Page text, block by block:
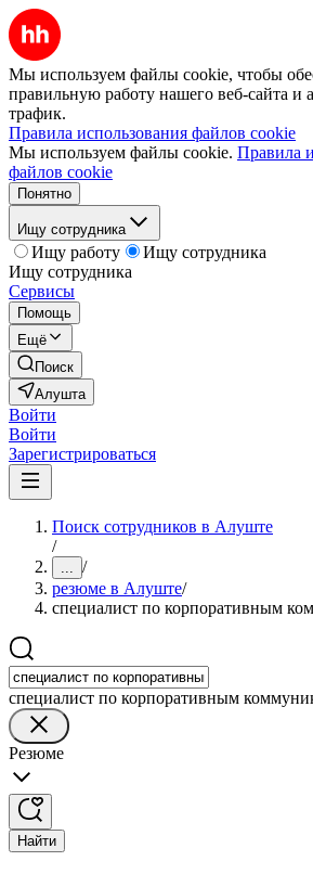
Мы используем файлы cookie, чтобы
правильную работу нашего веб-сайта и
трафик.
Правила использования файлов cookie
Мы используем файлы cookie. Правила
файлов cookie
Понятно
Ищу сотрудника
Ищу работу
Ищу сотрудника
Ищу сотрудника
Сервисы
Помощь
Ещё
Поиск
Алушта
Войти
Войти
Зарегистрироваться
Поиск сотрудников в Алуште
/
... /
резюме в Алуште/
специалист по корпоративным
специалист по корпоративным
Резюме
Найти